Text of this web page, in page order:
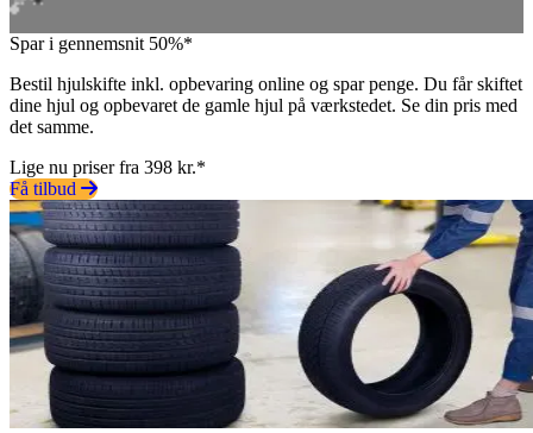
Spar i gennemsnit 50%*
Bestil hjulskifte inkl. opbevaring online og spar penge. Du får skiftet
dine hjul og opbevaret de gamle hjul på værkstedet. Se din pris med
det samme.
Lige nu priser fra 398 kr.*
Få tilbud